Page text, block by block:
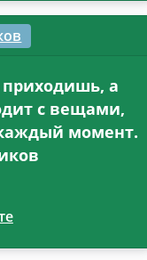
а
с вещами,
момент.